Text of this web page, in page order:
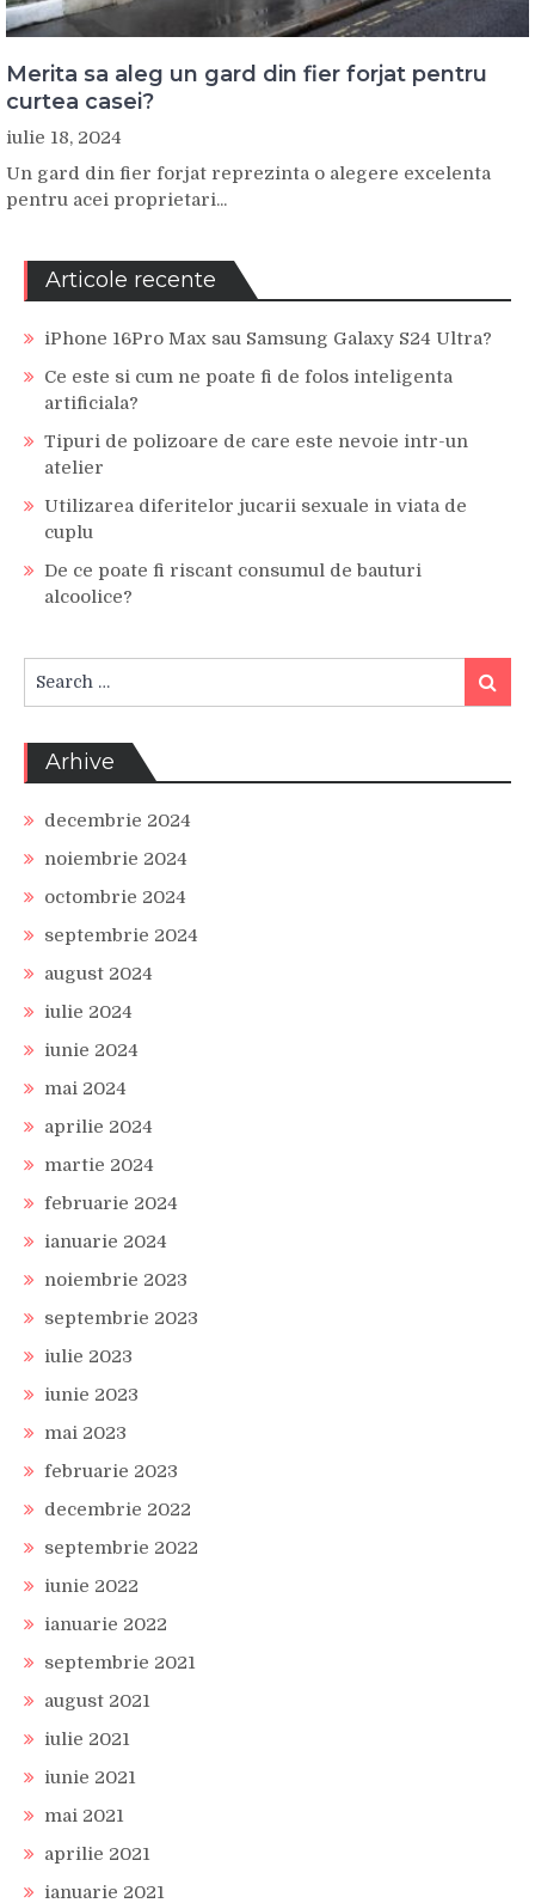
Merita sa aleg un gard din fier forjat pentru
curtea casei?
iulie 18, 2024
Un gard din fier forjat reprezinta o alegere excelenta
pentru acei proprietari...
Articole recente
iPhone 16Pro Max sau Samsung Galaxy S24 Ultra?
Ce este si cum ne poate fi de folos inteligenta
artificiala?
Tipuri de polizoare de care este nevoie intr-un
atelier
Utilizarea diferitelor jucarii sexuale in viata de
cuplu
De ce poate fi riscant consumul de bauturi
alcoolice?
for:
Search
Arhive
decembrie 2024
noiembrie 2024
octombrie 2024
septembrie 2024
august 2024
iulie 2024
iunie 2024
mai 2024
aprilie 2024
martie 2024
februarie 2024
ianuarie 2024
noiembrie 2023
septembrie 2023
iulie 2023
iunie 2023
mai 2023
februarie 2023
decembrie 2022
septembrie 2022
iunie 2022
ianuarie 2022
septembrie 2021
august 2021
iulie 2021
iunie 2021
mai 2021
aprilie 2021
ianuarie 2021